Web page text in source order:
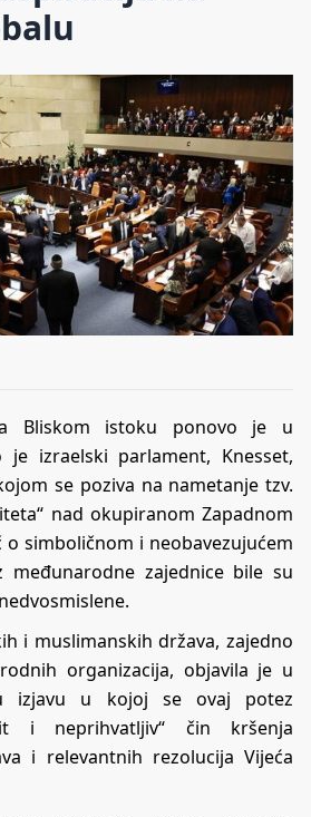
Bliskom istoku ponovo je u
izraelski parlament, Knesset,
se poziva na nametanje tzv.
nad okupiranom Zapadnom
simboličnom i neobavezujućem
međunarodne zajednice bile su
i muslimanskih država, zajedno
organizacija, objavila je u
izjavu u kojoj se ovaj potez
i neprihvatljiv“ čin kršenja
i relevantnih rezolucija Vijeća